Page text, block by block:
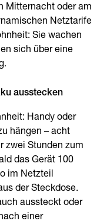
Mitternacht oder am
Netztarife
Sie wachen
sich über eine
ausstecken
Handy oder
hängen – acht
zwei Stunden zum
das Gerät 100
im Netzteil
der Steckdose.
aussteckt oder
einer